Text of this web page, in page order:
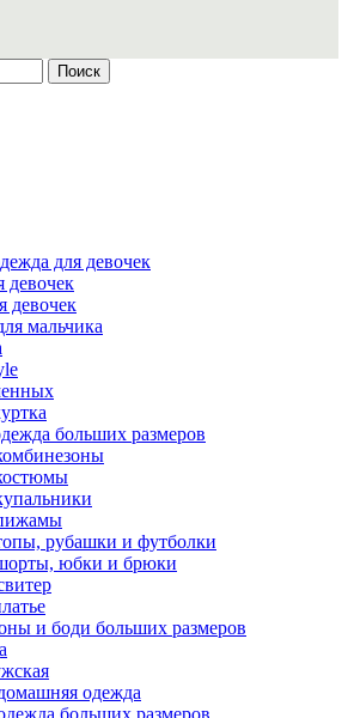
Поиск
для девочек
девочек
девочек
мальчика
больших размеров
рубашки и футболки
юбки и брюки
и боди больших размеров
одежда
больших размеров